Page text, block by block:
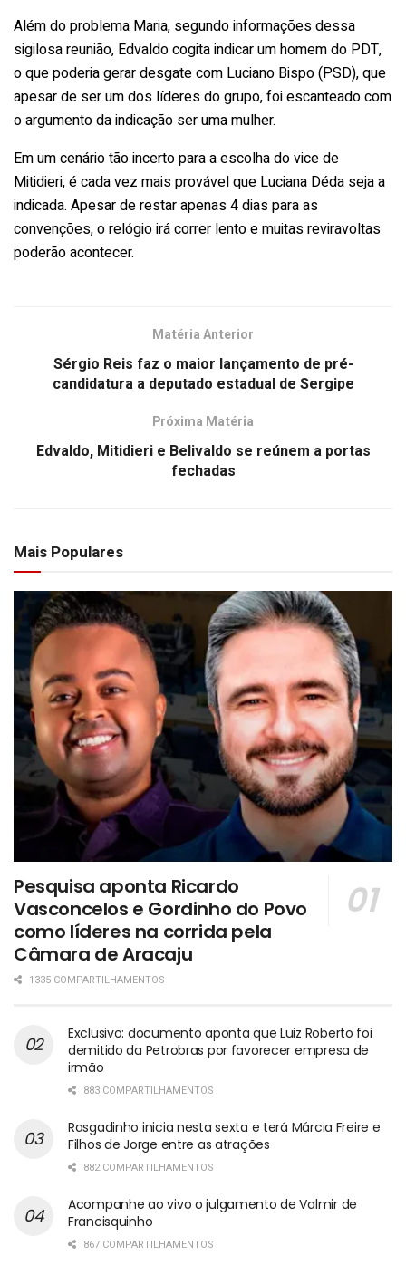
Além do problema Maria, segundo informações dessa
sigilosa reunião, Edvaldo cogita indicar um homem do PDT,
o que poderia gerar desgate com Luciano Bispo (PSD), que
apesar de ser um dos líderes do grupo, foi escanteado com
o argumento da indicação ser uma mulher.
Em um cenário tão incerto para a escolha do vice de
Mitidieri, é cada vez mais provável que Luciana Déda seja a
indicada. Apesar de restar apenas 4 dias para as
convenções, o relógio irá correr lento e muitas reviravoltas
poderão acontecer.
Matéria Anterior
Sérgio Reis faz o maior lançamento de pré-
candidatura a deputado estadual de Sergipe
Próxima Matéria
Edvaldo, Mitidieri e Belivaldo se reúnem a portas
fechadas
Mais Populares
Pesquisa aponta Ricardo
Vasconcelos e Gordinho do Povo
como líderes na corrida pela
Câmara de Aracaju
1335 COMPARTILHAMENTOS
Exclusivo: documento aponta que Luiz Roberto foi
demitido da Petrobras por favorecer empresa de
irmão
883 COMPARTILHAMENTOS
Rasgadinho inicia nesta sexta e terá Márcia Freire e
Filhos de Jorge entre as atrações
882 COMPARTILHAMENTOS
Acompanhe ao vivo o julgamento de Valmir de
Francisquinho
867 COMPARTILHAMENTOS